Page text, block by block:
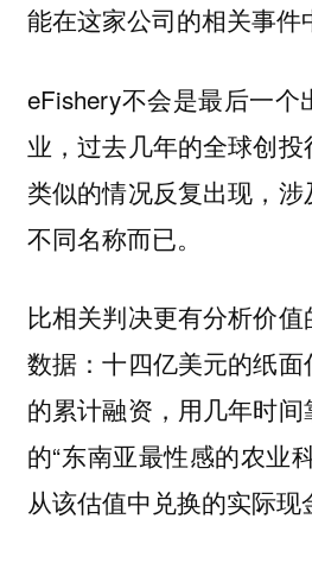
能在这家公司的相关事件
eFishery不会是最后一个
业，过去几年的全球创投
类似的情况反复出现，
不同名称而已。
比相关判决更有分析价
数据：十四亿美元的纸
的累计融资，用几年时
的“东南亚最性感的农业
从该估值中兑换的实际现